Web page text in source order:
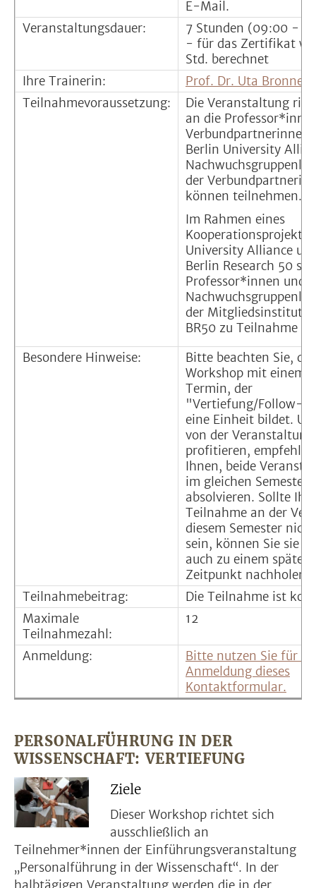
E-Mail.
Veranstaltungsdauer:
7 Stunden (09:00 -
- für das Zertifikat
Std. berechnet
Ihre Trainerin:
Prof. Dr. Uta Bronner
Teilnahmevoraussetzung:
Die Veranstaltung
an die
Verbundpartnerinnen
Berlin University
der
können teilnehmen.
Im Rahmen eines
Kooperationsprojekts
University Alliance
Berlin Research 50
Professor*innen und
der
BR50 zu Teilnahme
Besondere Hinweise:
Bitte beachten Sie,
Workshop mit einem
Termin, der
"Vertiefung/Follow-
eine Einheit bildet.
von der
profitieren,
Ihnen, beide
im gleichen Semester
absolvieren. Sollte
Teilnahme an der
diesem Semester
sein, können Sie sie
auch zu einem
Zeitpunkt nachholen.
Teilnahmebeitrag:
Die Teilnahme ist
Maximale
Teilnahmezahl:
12
Anmeldung:
Bitte nutzen Sie für
Anmeldung dieses
Kontaktformular.
PERSONALFÜHRUNG IN DER
WISSENSCHAFT: VERTIEFUNG
Ziele
Dieser Workshop richtet sich
ausschließlich an
Teilnehmer*innen der Einführungsveranstaltung
„Personalführung in der Wissenschaft“. In der